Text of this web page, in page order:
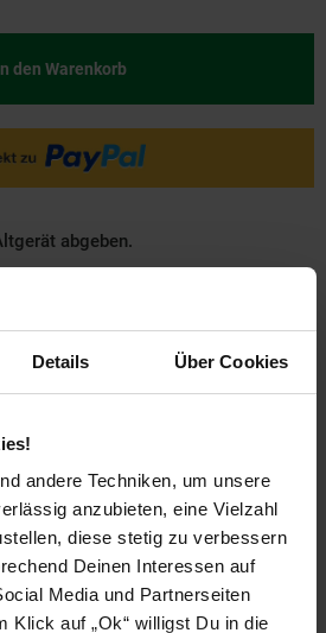
Details Über Cookies
andere Techniken, um unsere
anzubieten, eine Vielzahl
diese stetig zu verbessern
Deinen Interessen auf
Media und Partnerseiten
Klick auf „Ok“ willigst Du in die
den Warenkorb
abgeben.
Basis°Punkte:
13
Extra°Punkte:
0